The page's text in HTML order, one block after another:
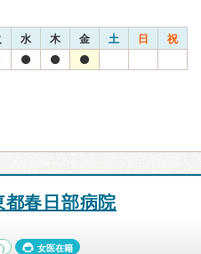
水 木 金 土 日 祝
都春日部病院
女医在籍